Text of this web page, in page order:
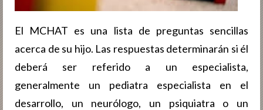
El MCHAT es una lista de preguntas sencillas
acerca de su hijo. Las respuestas determinarán si él
deberá ser referido a un especialista,
generalmente un pediatra especialista en el
desarrollo, un neurólogo, un psiquiatra o un